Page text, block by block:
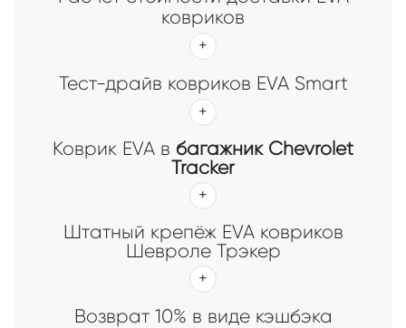
ковриков
Тест-драйв ковриков EVA Smart
Коврик EVA в багажник Chevrolet
Tracker
Штатный крепёж EVA ковриков
Шевроле Трэкер
Возврат 10% в виде кэшбэка